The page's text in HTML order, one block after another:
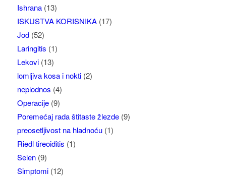
Ishrana(13)
ISKUSTVA KORISNIKA(17)
Jod(52)
Laringitis (1)
Lekovi(13)
lomljiva kosa i nokti(2)
neplodnos (4)
Operacije(9)
Poremećaj rada štitaste žlezde(9)
preosetljivost na hladnoću(1)
Riedl tireoiditis (1)
Selen(9)
Simptomi(12)